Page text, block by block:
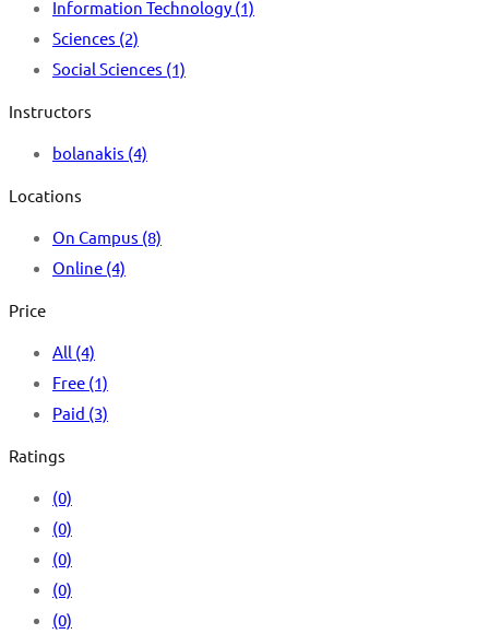
Information Technology (1)
Sciences (2)
Social Sciences (1)
Instructors
bolanakis (4)
Locations
On Campus (8)
Online (4)
Price
All (4)
Free (1)
Paid (3)
Ratings
(0)
(0)
(0)
(0)
(0)